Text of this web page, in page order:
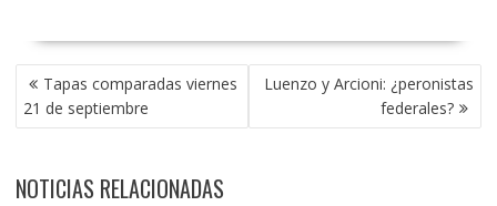
NAVEGACIÓN
DE
ENTRADAS
Tapas comparadas viernes
21 de septiembre
Luenzo y Arcioni: ¿peronistas
federales?
NOTICIAS RELACIONADAS